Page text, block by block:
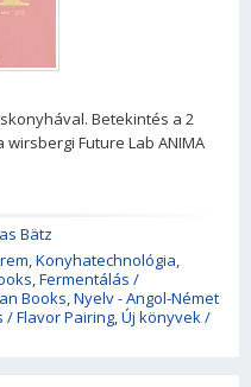
Betekintés a 2
Future Lab ANIMA
Bätz
,Konyhatechnológia,
,Fermentálás /
Books,Nyelv - Angol-Német
/ Flavor Pairing,Új könyvek /